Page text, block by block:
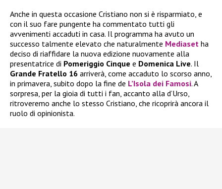
Anche in questa occasione Cristiano non si è risparmiato, e
con il suo fare pungente ha commentato tutti gli
avvenimenti accaduti in casa. Il programma ha avuto un
successo talmente elevato che naturalmente Mediaset ha
deciso di riaffidare la nuova edizione nuovamente alla
presentatrice di Pomeriggio Cinque e Domenica Live. Il
Grande Fratello 16 arriverà, come accaduto lo scorso anno,
in primavera, subito dopo la fine de L’Isola dei Famosi. A
sorpresa, per la gioia di tutti i fan, accanto alla d’Urso,
ritroveremo anche lo stesso Cristiano, che ricoprirà ancora il
ruolo di opinionista.